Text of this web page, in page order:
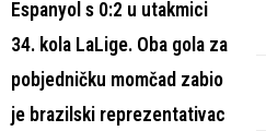
Espanyol s 0:2 u utakmici
34. kola LaLige. Oba gola za
pobjedničku momčad zabio
je brazilski reprezentativac